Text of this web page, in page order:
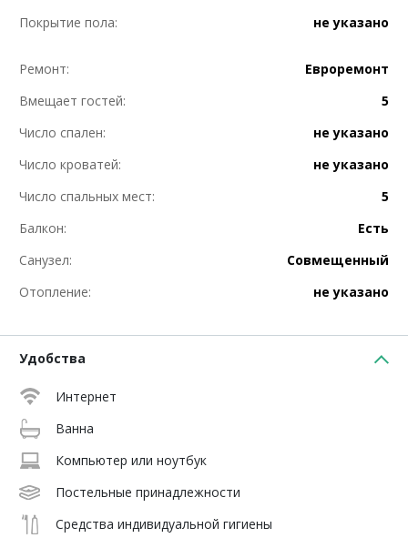
Покрытие пола:
не указано
Ремонт:
Евроремонт
Вмещает гостей:
5
Число спален:
не указано
Число кроватей:
не указано
Число спальных мест:
5
Балкон:
Есть
Санузел:
Совмещенный
Отопление:
не указано
Удобства
Интернет
Ванна
Компьютер или ноутбук
Постельные принадлежности
Средства индивидуальной гигиены